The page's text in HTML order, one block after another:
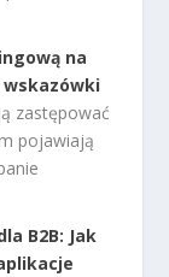
na
zastępować
pojawiają
B2B: Jak